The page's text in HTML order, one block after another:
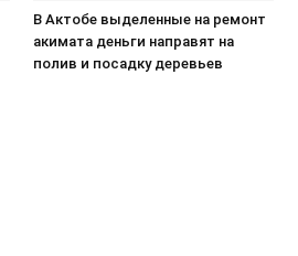
В Актобе выделенные на ремонт
акимата деньги направят на
полив и посадку деревьев